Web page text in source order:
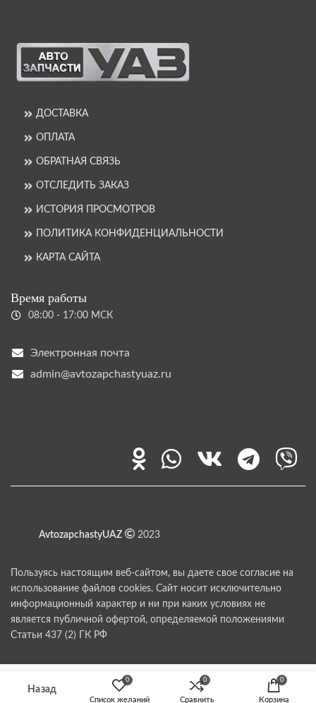
ДОСТАВКА
ОПЛАТА
ОБРАТНАЯ СВЯЗЬ
ОТСЛЕДИТЬ ЗАКАЗ
ИСТОРИЯ ПРОСМОТРОВ
ПОЛИТИКА КОНФИДЕНЦИАЛЬНОСТИ
КАРТА САЙТА
Время работы
08:00 - 17:00 МСК
Электронная почта
admin@avtozapchastyuaz.ru
AvtozapchastyUAZ 2023
Пользуясь настоящим веб-сайтом, вы даете свое согласие на
использование файлов cookies. Сайт носит исключительно
информационный характер и ни при каких условиях не
является публичной офертой, определяемой положениями
Статьи 437 (2) ГК РФ
0
Список желаний
0
Сравнить
0
Корзина